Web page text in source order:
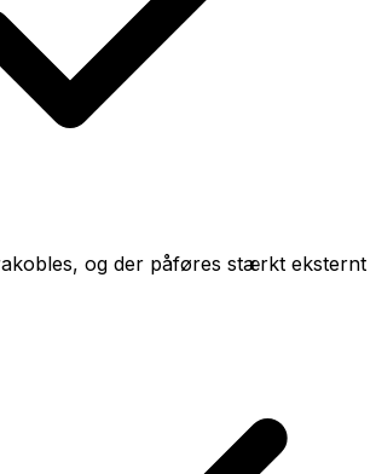
og der påføres stærkt eksternt